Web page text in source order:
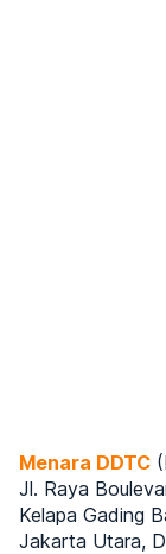
Menara DDTC
Jl. Raya
Kelapa Gading
Jakarta Utara,